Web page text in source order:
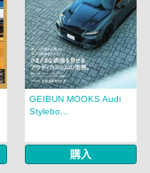
GEIBUN MOOKS Audi
Stylebo...
購入